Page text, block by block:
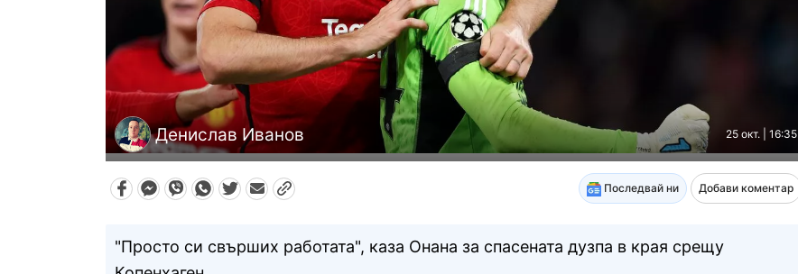
Денислав Иванов 25 окт. | 16:35
Последвай ни Добави коментар
"Просто си свърших работата", каза Онана за спасената дузпа в края срещу